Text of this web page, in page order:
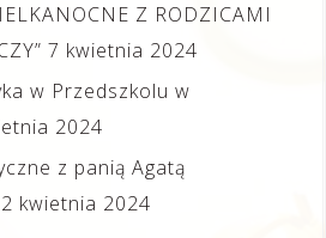
Z RODZICAMI
7 kwietnia 2024
w Przedszkolu w
2024
z panią Agatą
2 kwietnia 2024